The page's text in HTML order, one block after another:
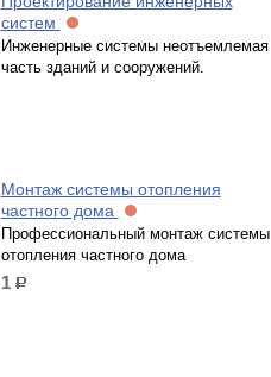
систем
Инженерные системы неотъемлемая
часть зданий и сооружений.
Монтаж системы отопления
частного дома
Профессиональный монтаж системы
отопления частного дома
1 р.